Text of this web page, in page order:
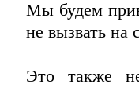
Мы будем
не вызвать на
Это также